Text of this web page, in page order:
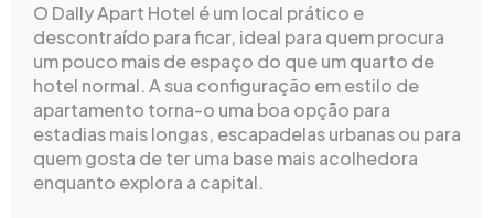
O Dally Apart Hotel é um local prático e
descontraído para ficar, ideal para quem procura
um pouco mais de espaço do que um quarto de
hotel normal. A sua configuração em estilo de
apartamento torna-o uma boa opção para
estadias mais longas, escapadelas urbanas ou para
quem gosta de ter uma base mais acolhedora
enquanto explora a capital.